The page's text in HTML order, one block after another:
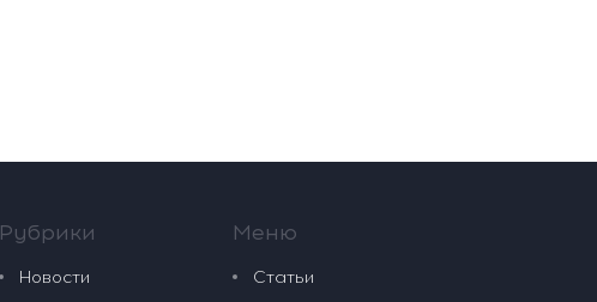
Рубрики
Новости
Меню
Статьи